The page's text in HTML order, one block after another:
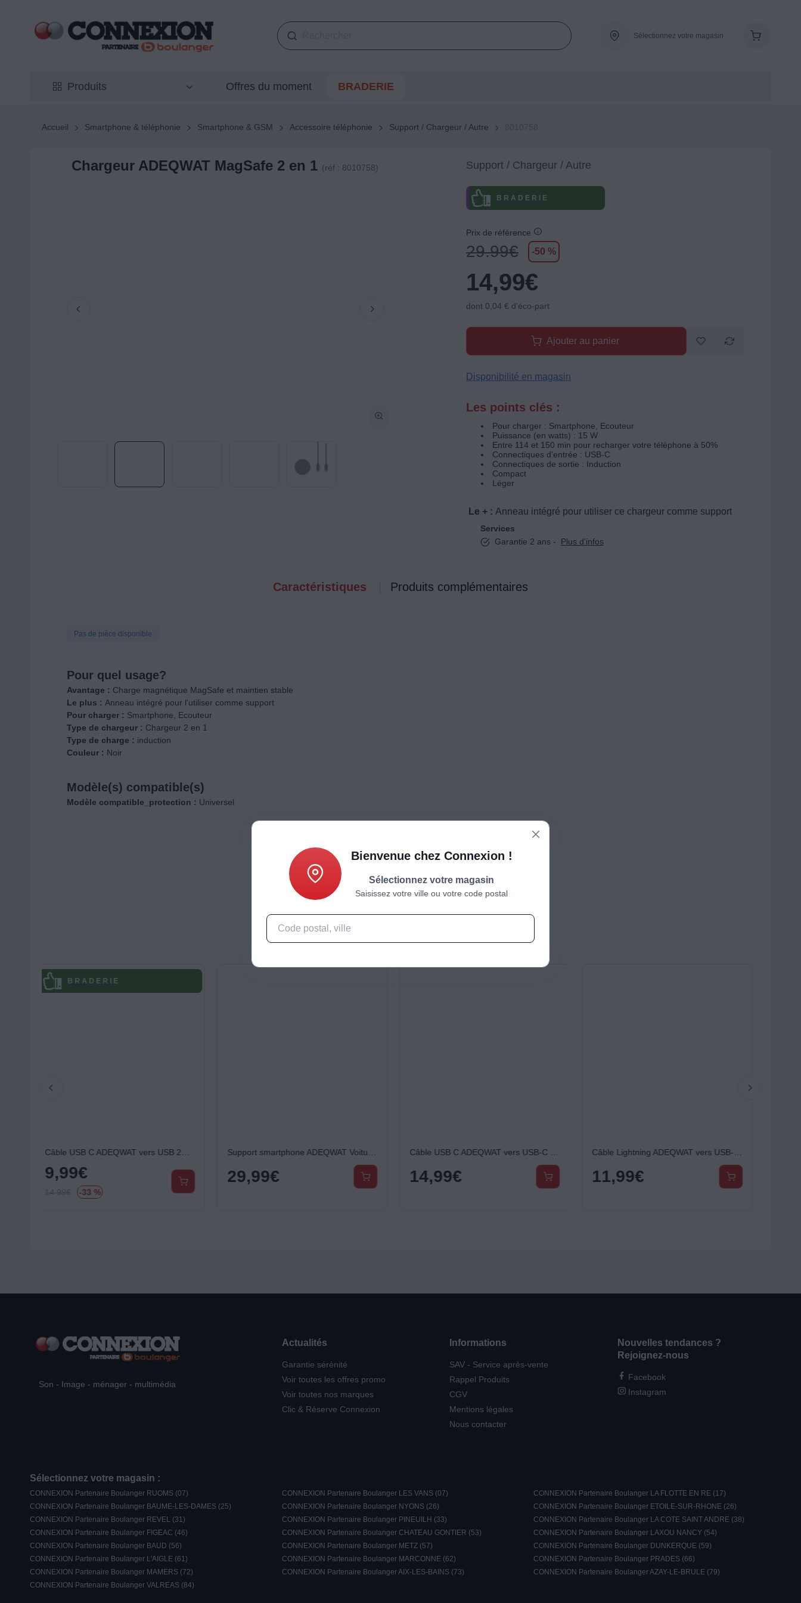
Sélectionnez votre magasin
Produits Offres du moment BRADERIE
Accueil Smartphone & téléphonie Smartphone & GSM Accessoire téléphonie Support / Chargeur / Autre
Chargeur ADEQWAT MagSafe 2 en 1 (réf : 8010758) Support / Chargeur / Autre
B R A D E R I E
Prix de référence
29.99€ -50 %
14,99€
dont 0,04 € d'éco-part
Ajouter au panier
Disponibilité en magasin
Les points clés :
Pour charger : Smartphone, Ecouteur
Puissance (en watts) : 15 W
Entre 114 et 150 min pour recharger votre téléphone à 50%
Connectiques d'entrée : USB-C
Connectiques de sortie : Induction
Compact
Léger
Le + : Anneau intégré pour utiliser ce chargeur comme support
Services
Garantie 2 ans -
Plus d'infos
Caractéristiques Produits complémentaires
Pas de pièce disponible
Pour quel usage?
Avantage : Charge magnétique MagSafe et maintien stable
Le plus : Anneau intégré pour l'utiliser comme support
Pour charger : Smartphone, Ecouteur
Type de chargeur : Chargeur 2 en 1
Type de charge : induction
Couleur : Noir
Modèle(s) compatible(s)
Modèle compatible_protection : Universel
29,99
Câble USB C ADEQWAT vers USB-C 3M Noir
14,99€ 11,99€
Chargeur ADEQWAT sans fil MagSafe 2 en 1 plat pliable 15W
29,99€
Son - Image - ménager - multimédia
Actualités
Garantie sérénité
Voir toutes les offres promo
Voir toutes nos marques
Clic & Réserve Connexion
Informations
SAV - Service après-vente
Rappel Produits
CGV
Mentions légales
Nous contacter
Nouvelles tendances ?
Rejoignez-nous
Facebook
Instagram
Sélectionnez votre magasin :
CONNEXION Partenaire Boulanger RUOMS (07) CONNEXION Partenaire Boulanger LES VANS (07)
CONNEXION Partenaire Boulanger LA FLOTTE EN RE (17)
CONNEXION Partenaire Boulanger BAUME-LES-DAMES (25)
CONNEXION Partenaire Boulanger NYONS (26)
CONNEXION Partenaire Boulanger ETOILE-SUR-RHONE (26)
CONNEXION Partenaire Boulanger REVEL (31)
CONNEXION Partenaire Boulanger PINEUILH (33)
CONNEXION Partenaire Boulanger LA COTE SAINT ANDRE (38)
CONNEXION Partenaire Boulanger FIGEAC (46)
CONNEXION Partenaire Boulanger CHATEAU GONTIER (53)
CONNEXION Partenaire Boulanger LAXOU NANCY (54)
CONNEXION Partenaire Boulanger BAUD (56)
CONNEXION Partenaire Boulanger METZ (57)
CONNEXION Partenaire Boulanger DUNKERQUE (59)
CONNEXION Partenaire Boulanger L'AIGLE (61)
CONNEXION Partenaire Boulanger MARCONNE (62)
CONNEXION Partenaire Boulanger PRADES (66)
CONNEXION Partenaire Boulanger MAMERS (72)
CONNEXION Partenaire Boulanger AIX-LES-BAINS (73)
CONNEXION Partenaire Boulanger AZAY-LE-BRULE (79)
CONNEXION Partenaire Boulanger VALREAS (84)
Bienvenue chez Connexion !
Sélectionnez votre magasin
Saisissez votre ville ou votre code postal